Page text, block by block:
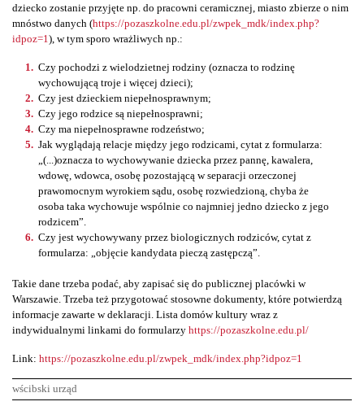
dziecko zostanie przyjęte np. do pracowni ceramicznej, miasto zbierze o nim
mnóstwo danych (https://pozaszkolne.edu.pl/zwpek_mdk/index.php?
idpoz=1), w tym sporo wrażliwych np.:
Czy pochodzi z wielodzietnej rodziny (oznacza to rodzinę
wychowującą troje i więcej dzieci);
Czy jest dzieckiem niepełnosprawnym;
Czy jego rodzice są niepełnosprawni;
Czy ma niepełnosprawne rodzeństwo;
Jak wyglądają relacje między jego rodzicami, cytat z formularza:
„(...)oznacza to wychowywanie dziecka przez pannę, kawalera,
wdowę, wdowca, osobę pozostającą w separacji orzeczonej
prawomocnym wyrokiem sądu, osobę rozwiedzioną, chyba że
osoba taka wychowuje wspólnie co najmniej jedno dziecko z jego
rodzicem”.
Czy jest wychowywany przez biologicznych rodziców, cytat z
formularza: „objęcie kandydata pieczą zastępczą”.
Takie dane trzeba podać, aby zapisać się do publicznej placówki w
Warszawie. Trzeba też przygotować stosowne dokumenty, które potwierdzą
informacje zawarte w deklaracji. Lista domów kultury wraz z
indywidualnymi linkami do formularzy https://pozaszkolne.edu.pl/
Link: https://pozaszkolne.edu.pl/zwpek_mdk/index.php?idpoz=1
wścibski urząd